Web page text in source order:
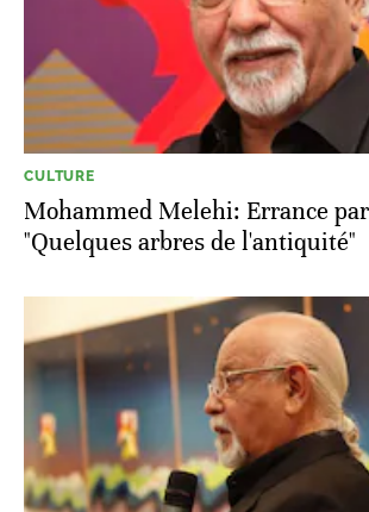
CULTURE
Mohammed Melehi: Errance
"Quelques arbres de l'antiquité"